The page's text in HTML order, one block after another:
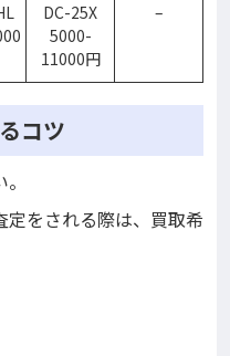
DC-25X
5000-
11000円
–
コツ
をされる際は、買取希